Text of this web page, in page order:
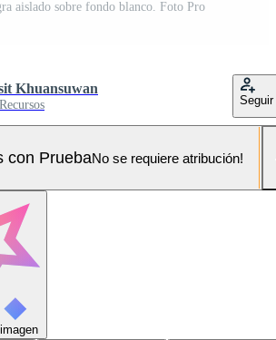
aislado sobre fondo blanco. Foto Pro
Khuansuwan
Seguir
con PruebaNo se requiere atribución!